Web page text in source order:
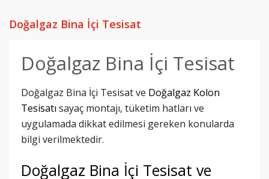
Doğalgaz Bina İçi Tesisat
Doğalgaz Bina İçi Tesisat
Doğalgaz Bina İçi Tesisat ve Doğalgaz Kolon
Tesisatı sayaç montajı, tüketim hatları ve
uygulamada dikkat edilmesi gereken konularda
bilgi verilmektedir.
Doğalgaz Bina İçi Tesisat ve